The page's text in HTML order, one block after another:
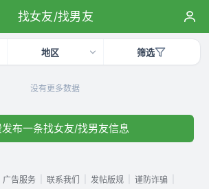
找女友/找男友
地区 筛选
没有更多数据
发布一条找女友/找男友信息
广告服务 联系我们 发帖版规 谨防诈骗